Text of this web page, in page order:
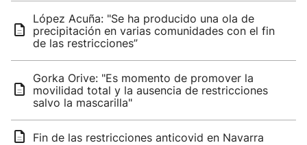
López Acuña: "Se ha producido una ola de
precipitación en varias comunidades con el fin
de las restricciones”
Gorka Orive: "Es momento de promover la
movilidad total y la ausencia de restricciones
salvo la mascarilla"
Fin de las restricciones anticovid en Navarra